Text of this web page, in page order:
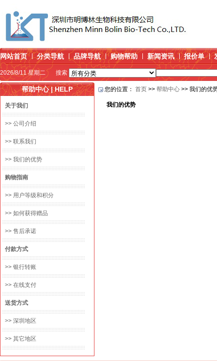
网站首页 分类导航 品牌导航 购物帮助 新闻资讯 报价单
2026/8/11 星期二 搜索
帮助中心 | HELP
关于我们
>> 公司介绍
>> 联系我们
>> 我们的优势
购物指南
>> 用户等级和积分
>> 如何获得赠品
>> 售后承诺
付款方式
>> 银行转账
>> 在线支付
送货方式
>> 深圳地区
>> 其它地区
您的位置： 首页 >> 帮助中心 >> 我们的优
我们的优势